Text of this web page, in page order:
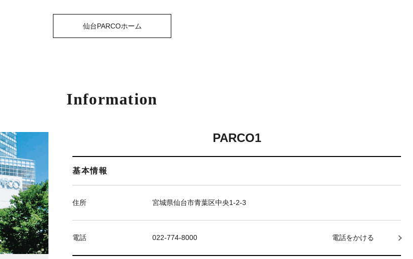
仙台PARCOホーム
Information
PARCO1
基本情報
住所 宮城県仙台市青葉区中央1-2-3
電話 022-774-8000 電話をかける